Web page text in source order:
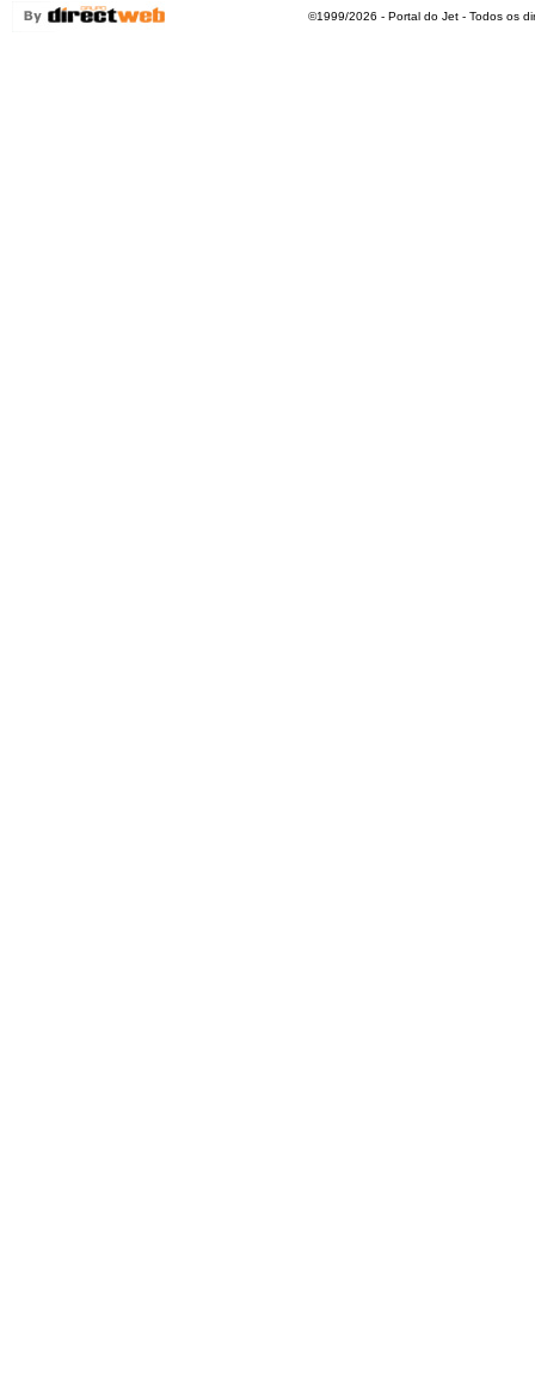
©1999/2026 - Portal do Jet - Todos os